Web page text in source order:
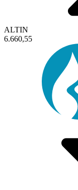
ALTIN
6.660,55